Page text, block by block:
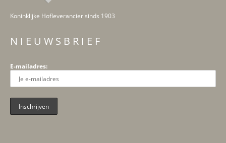
Koninklijke Hofleverancier sinds 1903
N I E U W S B R I E F
E-mailadres: